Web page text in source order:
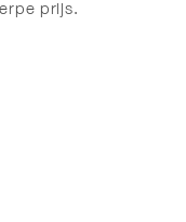
prijs.